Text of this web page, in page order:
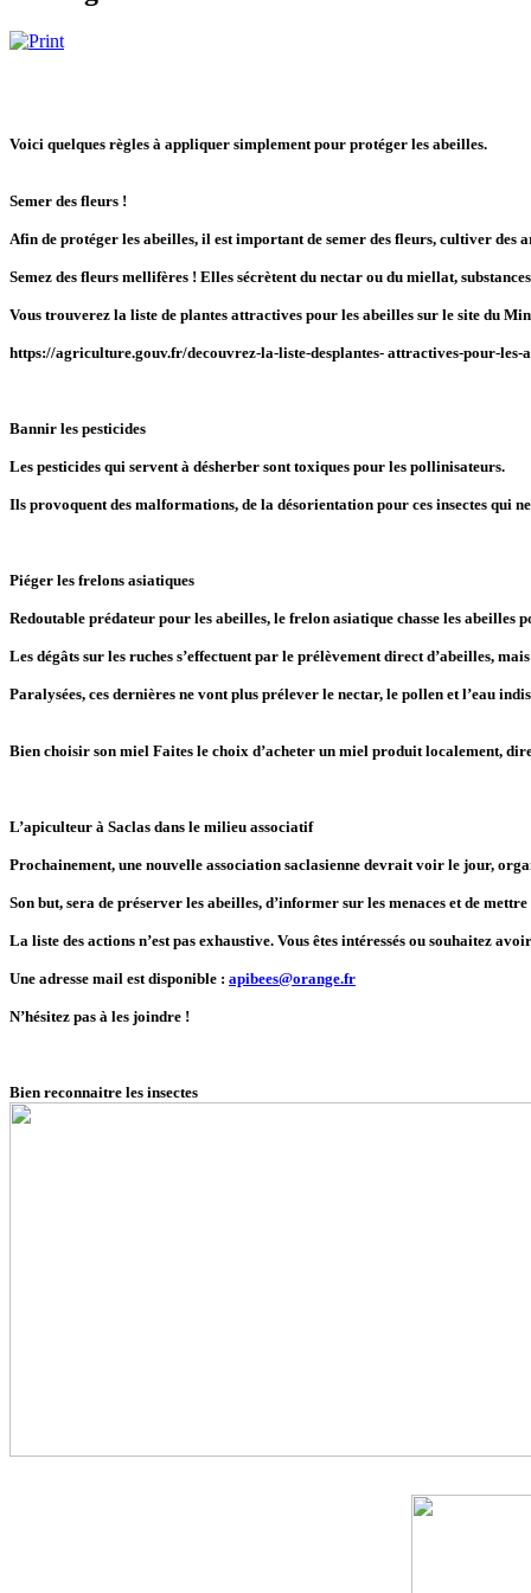
Voici quelques règles à appliquer simplement pour protéger les abeilles.
Semer des fleurs !
Afin de protéger les abeilles, il est important de semer des fleurs, cultiver
Semez des fleurs mellifères ! Elles sécrètent du nectar ou du miellat,
Vous trouverez la liste de plantes attractives pour les abeilles sur le site du
https://agriculture.gouv.fr/decouvrez-la-liste-desplantes- attractives-pour-les-
Bannir les pesticides
Les pesticides qui servent à désherber sont toxiques pour les pollinisateurs.
Ils provoquent des malformations, de la désorientation pour ces insectes qui
Piéger les frelons asiatiques
Redoutable prédateur pour les abeilles, le frelon asiatique chasse les abeilles
Les dégâts sur les ruches s’effectuent par le prélèvement direct d’abeilles,
Paralysées, ces dernières ne vont plus prélever le nectar, le pollen et l’eau
Bien choisir son miel Faites le choix d’acheter un miel produit localement,
L’apiculteur à Saclas dans le milieu associatif
Prochainement, une nouvelle association saclasienne devrait voir le jour,
Son but, sera de préserver les abeilles, d’informer sur les menaces et de
La liste des actions n’est pas exhaustive. Vous êtes intéressés ou souhaitez
Une adresse mail est disponible : apibees@orange.fr
N’hésitez pas à les joindre !
Bien reconnaitre les insectes